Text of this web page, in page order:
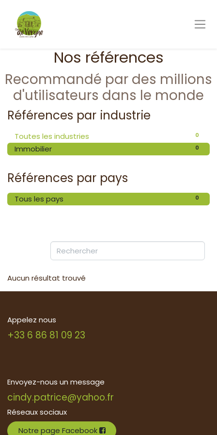
Nos références
Recommandé par des millions
d'utilisateurs dans le monde
Références par industrie
0
Toutes les industries
0
Immobilier
Références par pays
0
Tous les pays
Aucun résultat trouvé
Appelez nous
+33 6 86 81 09 23
Envoyez-nous un message
cindy.patrice@yahoo.fr
Réseaux sociaux
Notre page Facebook